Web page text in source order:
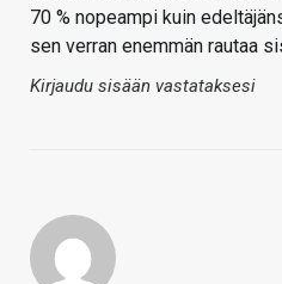
70 % nopeampi kuin
sen verran enemmän rautaa
Kirjaudu sisään vastataksesi